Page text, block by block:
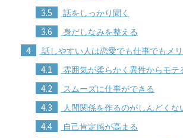
3.5 話をしっかり聞く
3.6 身だしなみを整える
4 話しやすい人は恋愛でも仕事でもメリ
4.1 雰囲気が柔らかく異性からモテ
4.2 スムーズに仕事ができる
4.3 人間関係を作るのがしんどくな
4.4 自己肯定感が高まる